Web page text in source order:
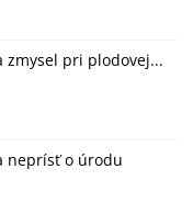
zmysel pri plodovej...
neprísť o úrodu